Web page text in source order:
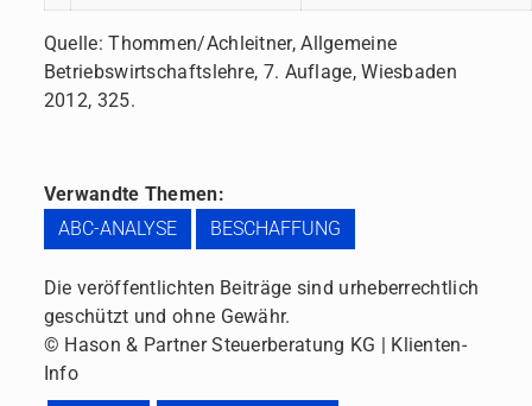
Quelle: Thommen/Achleitner, Allgemeine
Betriebswirtschaftslehre, 7. Auflage, Wiesbaden
2012, 325.
Verwandte Themen:
ABC-ANALYSE
BESCHAFFUNG
Die veröffentlichten Beiträge sind urheberrechtlich
geschützt und ohne Gewähr.
© Hason & Partner Steuerberatung KG | Klienten-
Info